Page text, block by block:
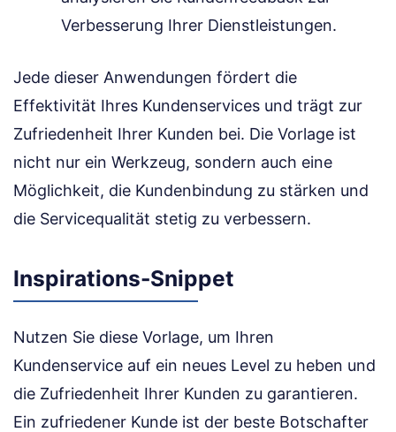
Verbesserung Ihrer Dienstleistungen.
Jede dieser Anwendungen fördert die
Effektivität Ihres Kundenservices und trägt zur
Zufriedenheit Ihrer Kunden bei. Die Vorlage ist
nicht nur ein Werkzeug, sondern auch eine
Möglichkeit, die Kundenbindung zu stärken und
die Servicequalität stetig zu verbessern.
Inspirations-Snippet
Nutzen Sie diese Vorlage, um Ihren
Kundenservice auf ein neues Level zu heben und
die Zufriedenheit Ihrer Kunden zu garantieren.
Ein zufriedener Kunde ist der beste Botschafter